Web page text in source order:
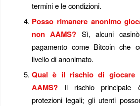
termini e le condizioni.
Posso rimanere anonimo
non AAMS? Sì, alcuni
pagamento come Bitcoin che
livello di anonimato.
Qual è il rischio di giocare
AAMS?Il rischio principale
protezioni legali; gli utenti